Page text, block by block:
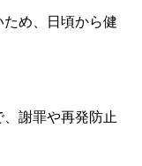
め、日頃から健
謝罪や再発防止